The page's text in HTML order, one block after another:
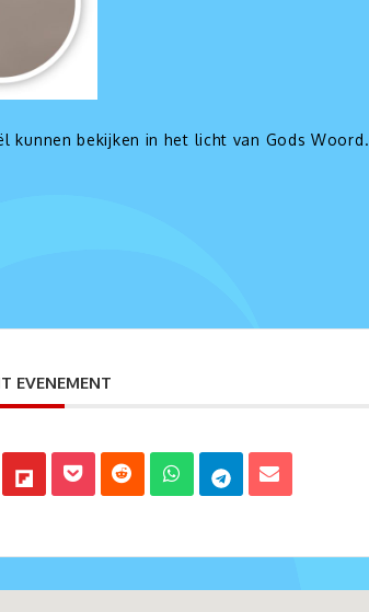
kunnen bekijken in het licht van Gods Woord.
EVENEMENT